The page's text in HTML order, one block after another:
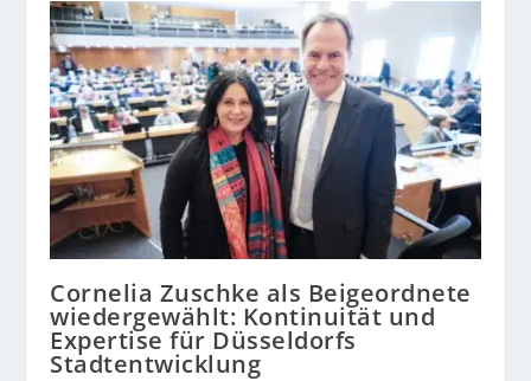
Cornelia Zuschke als Beigeordnete
wiedergewählt: Kontinuität und
Expertise für Düsseldorfs
Stadtentwicklung